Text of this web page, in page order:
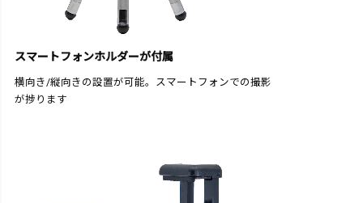
スマートフォンホルダーが付属
横向き/縦向きの設置が可能。スマートフォンでの撮影
が捗ります